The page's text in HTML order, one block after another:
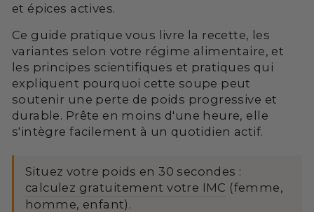
et épices actives.
Ce guide pratique vous livre la recette, les
variantes selon votre régime alimentaire, et
les principes scientifiques et pratiques qui
expliquent pourquoi cette soupe peut
soutenir une perte de poids progressive et
durable. Prête en moins d'une heure, elle
s'intègre facilement à un quotidien actif.
Situez votre poids en 30 secondes :
calculez gratuitement votre IMC (femme,
homme, enfant).